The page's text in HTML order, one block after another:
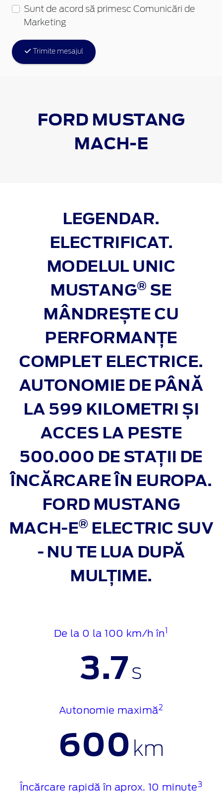
Sunt de acord să primesc Comunicări de
Marketing
Trimite mesajul
FORD MUSTANG
MACH-E
LEGENDAR.
ELECTRIFICAT.
MODELUL UNIC
MUSTANG® SE
MÂNDREȘTE CU
PERFORMANȚE
COMPLET ELECTRICE.
AUTONOMIE DE PÂNĂ
LA 599 KILOMETRI ȘI
ACCES LA PESTE
500.000 DE STAȚII DE
ÎNCĂRCARE ÎN EUROPA.
FORD MUSTANG
MACH‑E® ELECTRIC SUV
- NU TE LUA DUPĂ
MULȚIME.
De la 0 la 100 km/h în1
3.7s
Autonomie maximă2
600 km
Încărcare rapidă în aprox. 10 minute3